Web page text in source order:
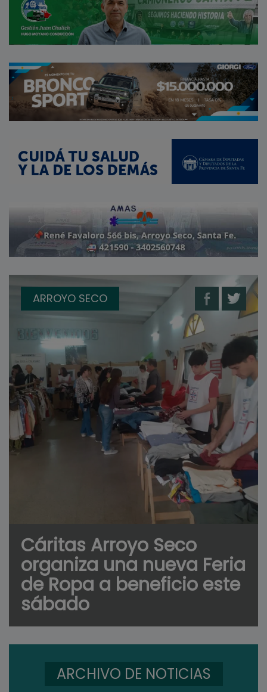
ARROYO SECO
Cáritas Arroyo Seco
organiza una nueva Feria
de Ropa a beneficio este
sábado
ARCHIVO DE NOTICIAS